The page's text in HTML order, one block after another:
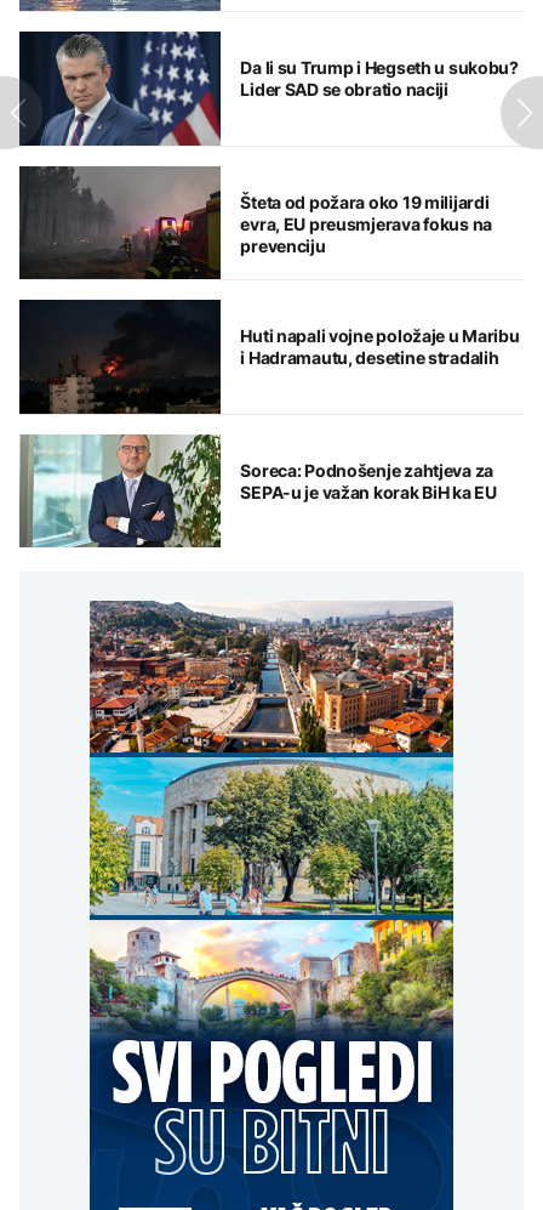
Da li su Trump i Hegseth u sukobu?
Lider SAD se obratio naciji
Šteta od požara oko 19 milijardi
evra, EU preusmjerava fokus na
prevenciju
Huti napali vojne položaje u Maribu
i Hadramautu, desetine stradalih
Soreca: Podnošenje zahtjeva za
SEPA-u je važan korak BiH ka EU